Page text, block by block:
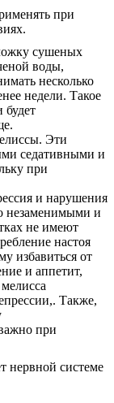
сушеных
воды,
несколько
недели. Такое
будет
Эти
седативными и
при
и нарушения
незаменимыми и
не имеют
настоя
избавиться от
и аппетит,
Также,
при